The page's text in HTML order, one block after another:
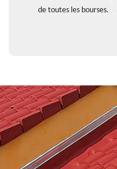
de toutes les bourses.